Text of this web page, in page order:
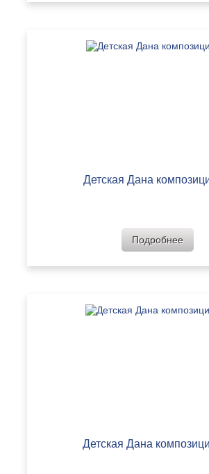
Детская Дана
Подробнее
Детская Дана